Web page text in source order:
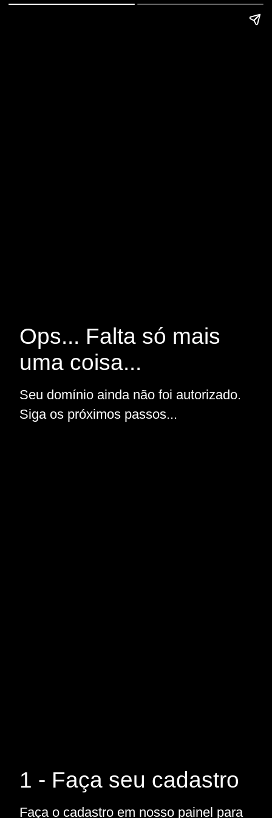
Ops... Falta só mais
uma coisa...
Seu domínio ainda não foi autorizado.
Siga os próximos passos...
1 - Faça seu cadastro
Faça o cadastro em nosso painel para